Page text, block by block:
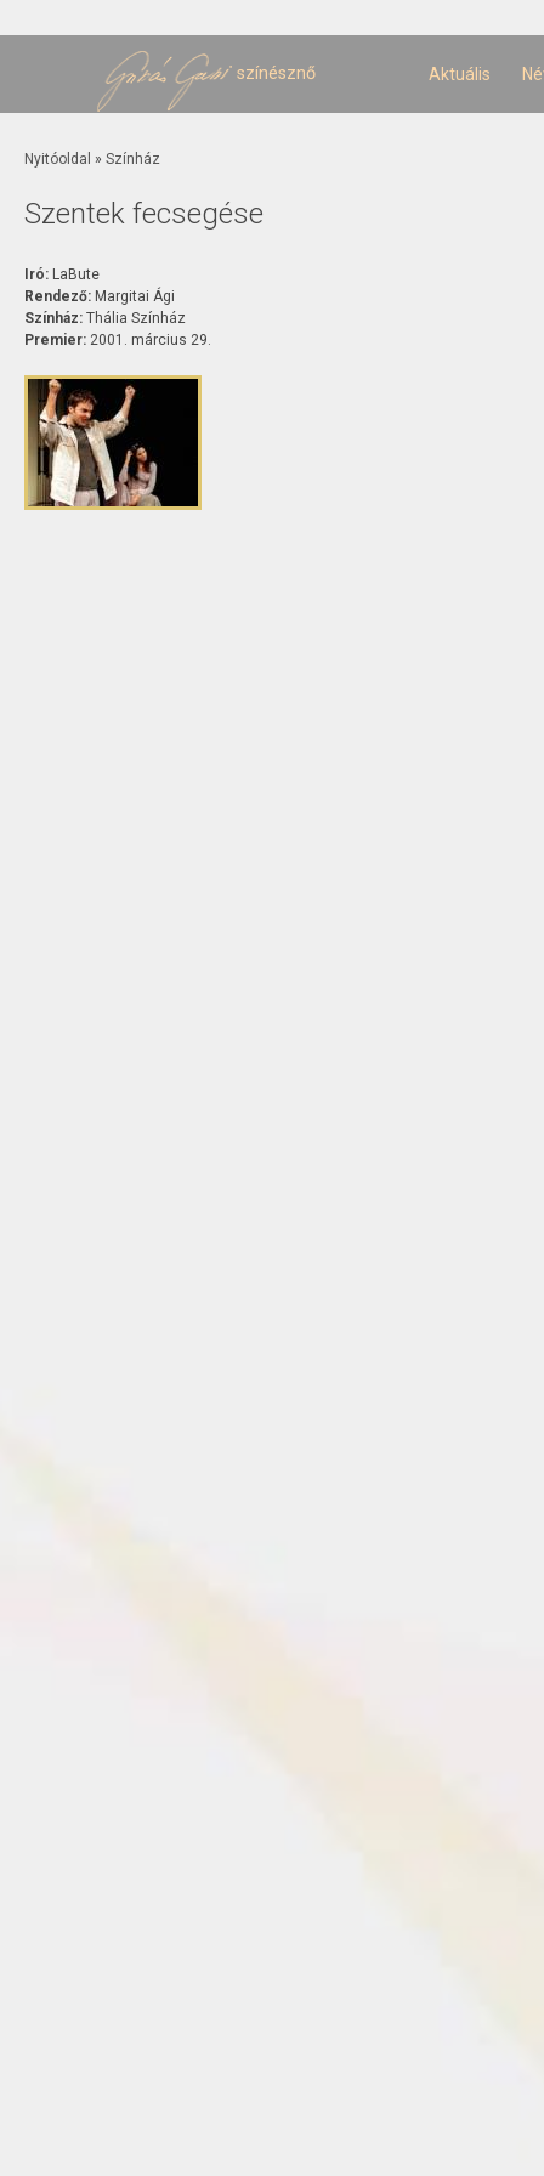
színésznő Aktuális
Jelenlegi hely
Nyitóoldal » Színház
Szentek fecsegése
Iró: LaBute
Rendező: Margitai Ági
Színház: Thália Színház
Premier: 2001. március 29.